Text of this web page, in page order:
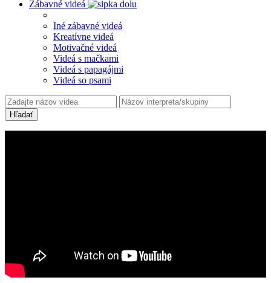
Zábavné videá
Iné zábavné videá
Kreatívne videá
Motivačné videá
Videá s mačkami
Videá s papagájmi
Videá so psami
Hľadať